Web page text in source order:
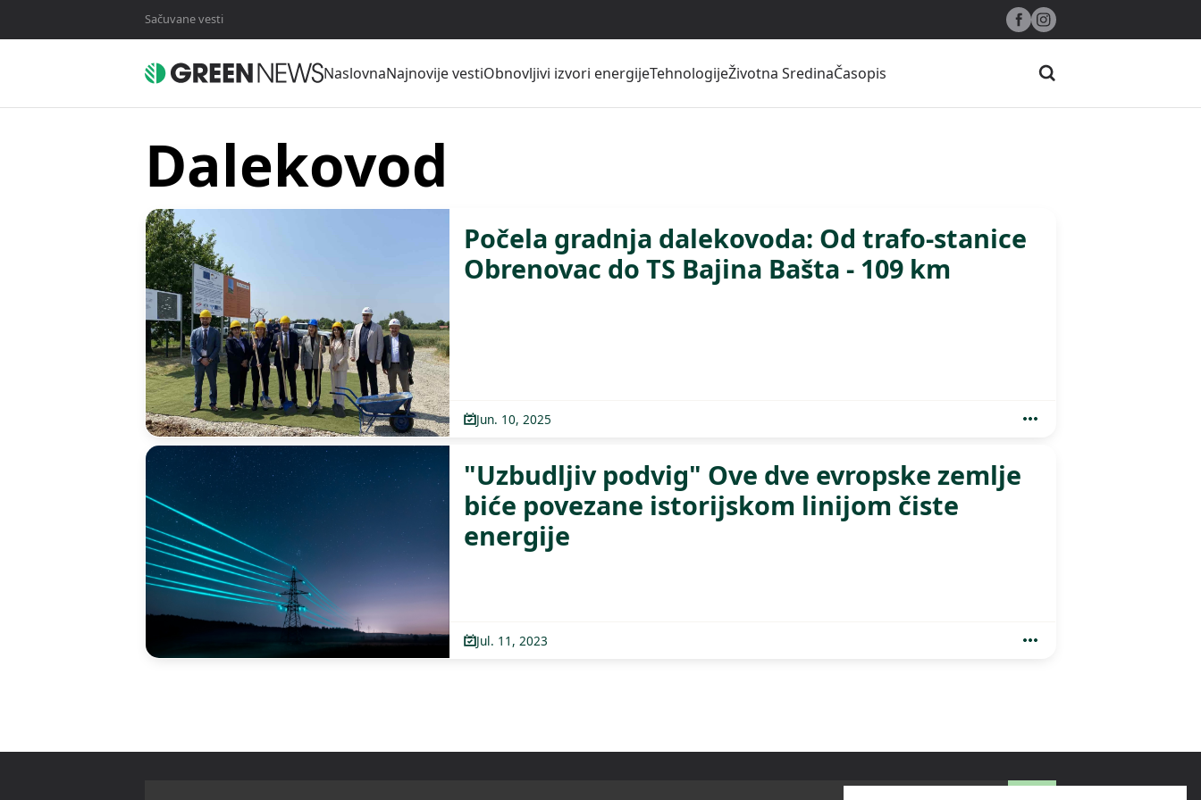
Sačuvane vesti
NaslovnaNajnovije vestiObnovljivi izvori energijeTehnologijeŽivotna SredinaČasopis
Dalekovod
Počela gradnja dalekovoda: Od trafo-stanice
Obrenovac do TS Bajina Bašta - 109 km
Jun. 10, 2025
"Uzbudljiv podvig" Ove dve evropske zemlje
biće povezane istorijskom linijom čiste
energije
Jul. 11, 2023